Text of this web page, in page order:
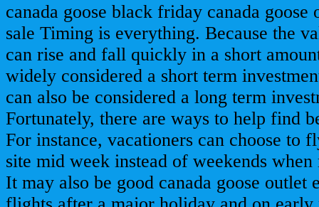
canada goose black friday canada goose
sale Timing is everything. Because the
can rise and fall quickly in a short
widely considered a short term
can also be considered a long term
Fortunately, there are ways to help find
For instance, vacationers can choose to
site mid week instead of weekends
It may also be good canada goose outlet